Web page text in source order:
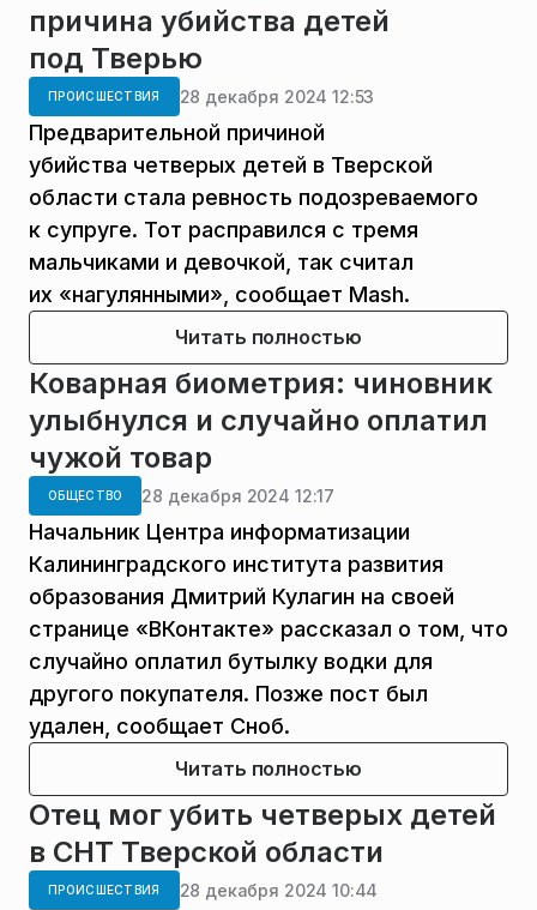
причина убийства детей
под Тверью
ПРОИСШЕСТВИЯ 28 декабря 2024 12:53
Предварительной причиной
убийства четверых детей в Тверской
области стала ревность подозреваемого
к супруге. Тот расправился с тремя
мальчиками и девочкой, так считал
их «нагулянными», сообщает Mash.
Читать полностью
Коварная биометрия: чиновник
улыбнулся и случайно оплатил
чужой товар
ОБЩЕСТВО 28 декабря 2024 12:17
Начальник Центра информатизации
Калининградского института развития
образования Дмитрий Кулагин на своей
странице «ВКонтакте» рассказал о том, что
случайно оплатил бутылку водки для
другого покупателя. Позже пост был
удален, сообщает Сноб.
Читать полностью
Отец мог убить четверых детей
в СНТ Тверской области
ПРОИСШЕСТВИЯ 28 декабря 2024 10:44